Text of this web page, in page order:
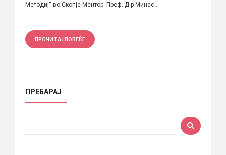
Методиј“ во Скопје Ментор: Проф. Д-р Минас...
ПРОЧИТАЈ ПОВЕЌЕ
ПРЕБАРАЈ